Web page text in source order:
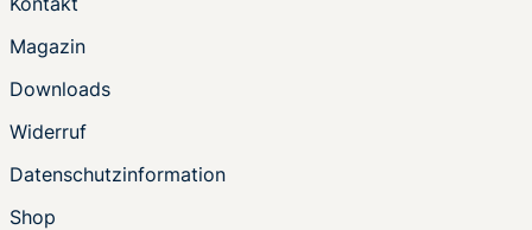
Magazin
Downloads
Widerruf
Datenschutzinformation
Shop